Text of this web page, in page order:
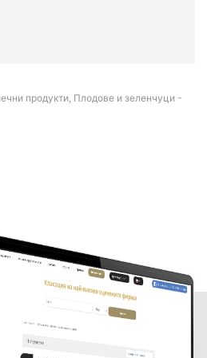
продукти, Плодове и зеленчуци -